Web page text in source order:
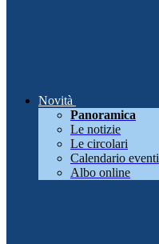
Novità
Panoramica
Le notizie
Le circolari
Calendario eventi
Albo online